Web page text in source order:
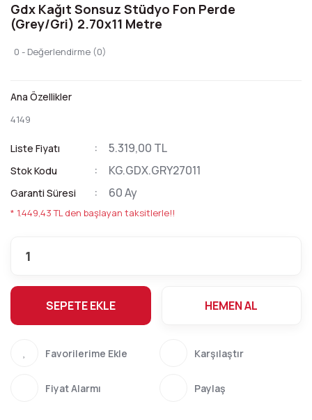
Gdx Kağıt Sonsuz Stüdyo Fon Perde
(Grey/Gri) 2.70x11 Metre
0 - Değerlendirme (0)
Ana Özellikler
4149
Liste Fiyatı 5.319,00 TL
Stok Kodu KG.GDX.GRY27011
Garanti Süresi 60 Ay
* 1.449,43 TL den başlayan taksitlerle!!
SEPETE EKLE HEMEN AL
Karşılaştır
Fiyat Alarmı Paylaş